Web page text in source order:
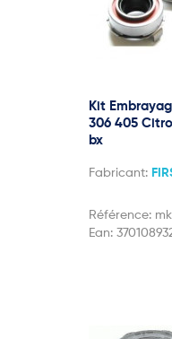
Kit
306 405
bx
Fabricant:
Référence:
Ean: